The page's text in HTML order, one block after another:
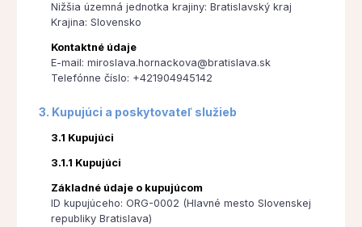
Nižšia územná jednotka krajiny: Bratislavský kraj
Krajina: Slovensko
Kontaktné údaje
E-mail: miroslava.hornackova@bratislava.sk
Telefónne číslo: +421904945142
3. Kupujúci a poskytovateľ služieb
3.1 Kupujúci
3.1.1 Kupujúci
Základné údaje o kupujúcom
ID kupujúceho: ORG-0002 (Hlavné mesto Slovenskej
republiky Bratislava)